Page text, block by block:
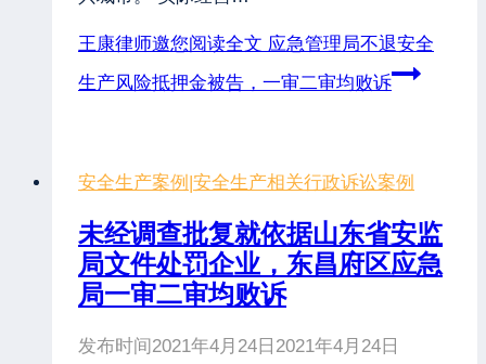
王康律师邀您阅读全文 应急管理局不退安全
生产风险抵押金被告，一审二审均败诉
安全生产案例 |安全生产相关行政诉讼案例
未经调查批复就依据山东省安监
局文件处罚企业，东昌府区应急
局一审二审均败诉
发布时间2021年4月24日 2021年4月24日